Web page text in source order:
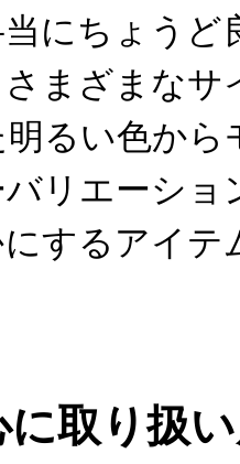
にちょうど
まざまなサ
るい色か
リエーシ
するアイ
取り扱